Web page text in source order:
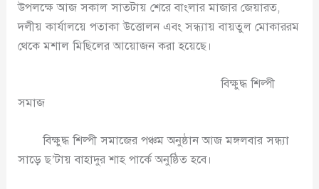
উপলক্ষে আজ সকাল সাতটায় শেরে বাংলার মাজার জেয়ারত,
দলীয় কার্যালয়ে পতাকা উত্তোলন এবং সন্ধ্যায় বায়তুল মোকাররম
থেকে মশাল মিছিলের আয়োজন করা হয়েছে।
বিক্ষুদ্ধ শিল্পী
সমাজ
বিক্ষুদ্ধ শিল্পী সমাজের পঞ্চম অনুষ্ঠান আজ মঙ্গলবার সন্ধ্যা
সাড়ে ছ’টায় বাহাদুর শাহ পার্কে অনুষ্ঠিত হবে।